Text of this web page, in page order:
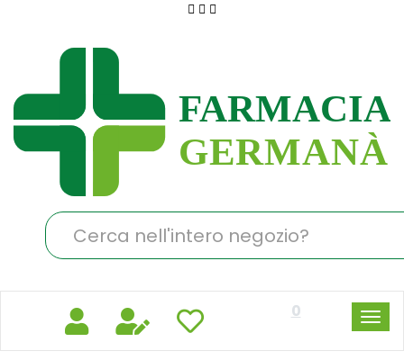
principale
Germanà
Cerca
Prodotto
0